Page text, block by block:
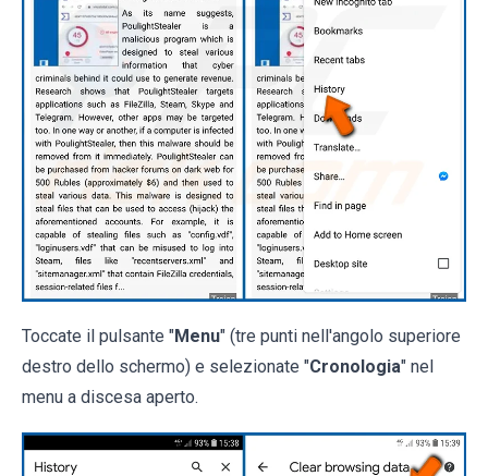
Toccate il pulsante "Menu" (tre punti nell'angolo superiore
destro dello schermo) e selezionate "Cronologia" nel
menu a discesa aperto.